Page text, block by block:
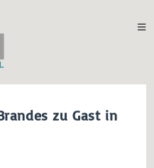
zu Gast in